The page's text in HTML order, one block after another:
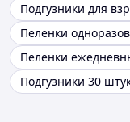
Подгузники для
Пеленки
Пеленки
Подгузники 30 штук